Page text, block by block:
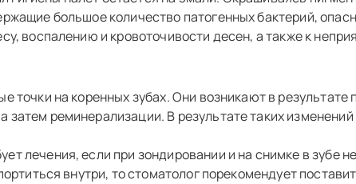
большое количество патогенных бактерий,
воспалению и кровоточивости десен, а также к
точки на коренных зубах. Они возникают в
реминерализации. В результате таких
лечения, если при зондировании и на снимке в зубе
внутри, то стоматолог порекомендует